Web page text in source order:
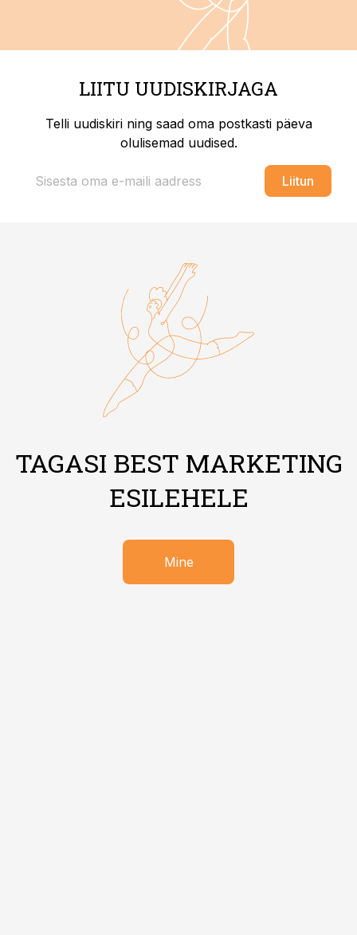
LIITU UUDISKIRJAGA
Telli uudiskiri ning saad oma postkasti päeva
olulisemad uudised.
Liitun
TAGASI BEST MARKETING
ESILEHELE
Mine